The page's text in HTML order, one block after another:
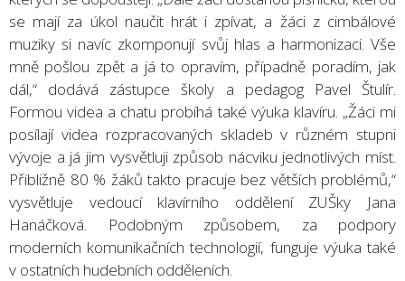
se mají za úkol naučit hrát i zpívat, a žáci z cimbálové
muziky si navíc zkomponují svůj hlas a harmonizaci. Vše
mně pošlou zpět a já to opravím, případně poradím, jak
dál,“ dodává zástupce školy a pedagog Pavel Štulír.
Formou videa a chatu probíhá také výuka klavíru. „Žáci mi
posílají videa rozpracovaných skladeb v různém stupni
vývoje a já jim vysvětluji způsob nácviku jednotlivých míst.
Přibližně 80 % žáků takto pracuje bez větších problémů,“
vysvětluje vedoucí klavírního oddělení ZUŠky Jana
Hanáčková. Podobným způsobem, za podpory
moderních komunikačních technologií, funguje výuka také
v ostatních hudebních odděleních.